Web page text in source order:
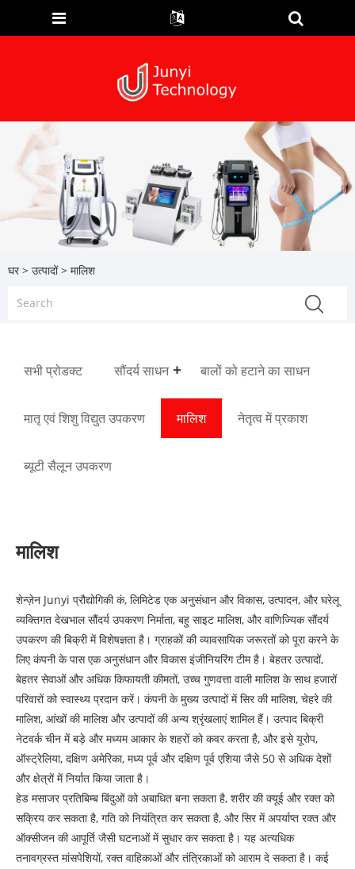
घर > उत्पादों> मालिश
सभी प्रोडक्ट सौंदर्य साधन बालों को हटाने का साधन
मातृ एवं शिशु विद्युत उपकरण मालिश नेतृत्व में प्रकाश
ब्यूटी सैलून उपकरण
मालिश
शेन्ज़ेन Junyi प्रौद्योगिकी कं, लिमिटेड एक अनुसंधान और विकास, उत्पादन, और घरेलू
व्यक्तिगत देखभाल सौंदर्य उपकरण निर्माता, बहु साइट मालिश, और वाणिज्यिक सौंदर्य
उपकरण की बिक्री में विशेषज्ञता है। ग्राहकों की व्यावसायिक जरूरतों को पूरा करने के
लिए कंपनी के पास एक अनुसंधान और विकास इंजीनियरिंग टीम है। बेहतर उत्पादों,
बेहतर सेवाओं और अधिक किफायती कीमतों, उच्च गुणवत्ता वाली मालिश के साथ हजारों
परिवारों को स्वास्थ्य प्रदान करें। कंपनी के मुख्य उत्पादों में सिर की मालिश, चेहरे की
मालिश, आंखों की मालिश और उत्पादों की अन्य श्रृंखलाएं शामिल हैं। उत्पाद बिक्री
नेटवर्क चीन में बड़े और मध्यम आकार के शहरों को कवर करता है, और इसे यूरोप,
ऑस्ट्रेलिया, दक्षिण अमेरिका, मध्य पूर्व और दक्षिण पूर्व एशिया जैसे 50 से अधिक देशों
और क्षेत्रों में निर्यात किया जाता है।
हेड मसाजर प्रतिबिम्ब बिंदुओं को अबाधित बना सकता है, शरीर की क्यूई और रक्त को
सक्रिय कर सकता है, गति को नियंत्रित कर सकता है, और सिर में अपर्याप्त रक्त और
ऑक्सीजन की आपूर्ति जैसी घटनाओं में सुधार कर सकता है। यह अत्यधिक
तनावग्रस्त मांसपेशियों, रक्त वाहिकाओं और तंत्रिकाओं को आराम दे सकता है। कई